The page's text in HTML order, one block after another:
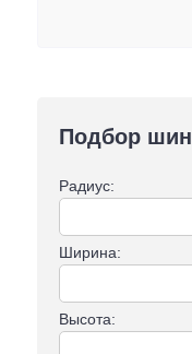
Подбор шин
Радиус:
Ширина:
Высота: